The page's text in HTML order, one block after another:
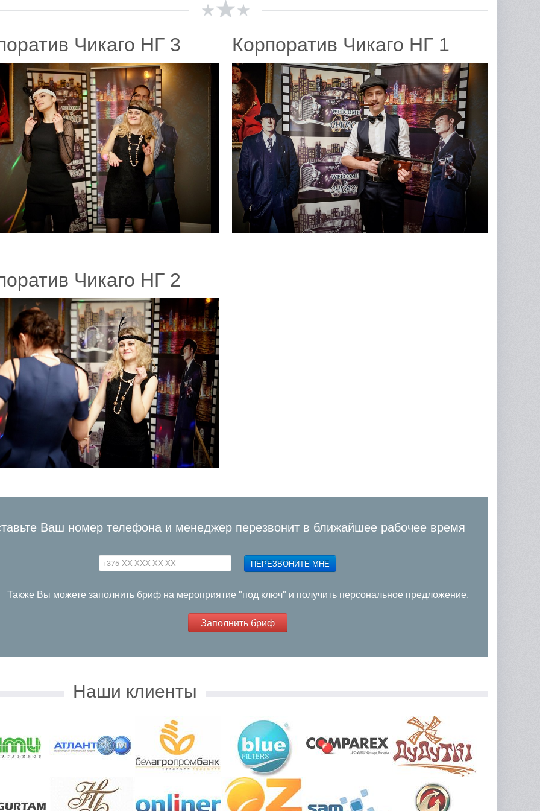
Чикаго НГ 3 Корпоратив Чикаго НГ 1
Чикаго НГ 2
Ваш номер телефона и менеджер перезвонит в ближайшее рабочее время
ПЕРЕЗВОНИТЕ МНЕ
Также Вы можете заполнить брифна мероприятие "под ключ" и получить персональное предложение.
Заполнить бриф
Наши клиенты